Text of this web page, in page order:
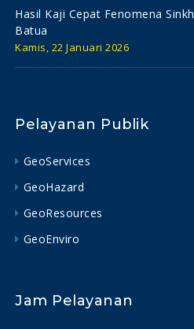
Hasil Kaji Cepat Fenomena
Batua
Kamis, 22 Januari 2026
Pelayanan Publik
GeoServices
GeoHazard
GeoResources
GeoEnviro
Jam Pelayanan